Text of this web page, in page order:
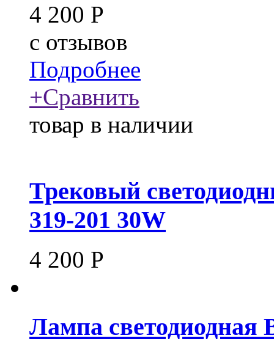
4 200 Р
c отзывов
Подробнее
+Сравнить
товар в наличии
Трековый
319-201 30W
4 200 Р
Лампа светодиодная